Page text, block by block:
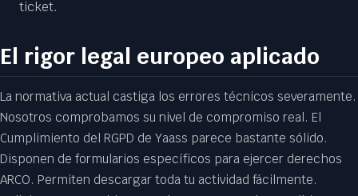
ticket.
El rigor legal europeo aplicado
La normativa actual castiga los errores técnicos severamente.
Nosotros comprobamos su nivel de compromiso real. El
Cumplimiento del RGPD de Yaass parece bastante sólido.
Disponen de formularios específicos para ejercer derechos
ARCO. Permiten descargar toda tu actividad fácilmente.